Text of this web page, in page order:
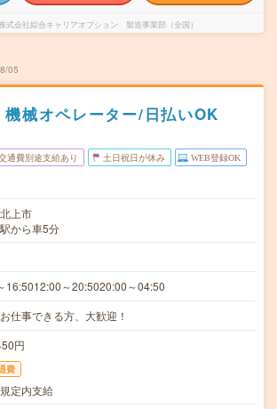
式会社綜合キャリアオプション 製造事業部（全国）
05
機械オペレーター/日払いOK
通費別途支給あり 土日祝日が休み WEB登録OK
上市
から車5分
16:5012:00～20:5020:00～04:50
仕事できる方、大歓迎！
円
費
定内支給